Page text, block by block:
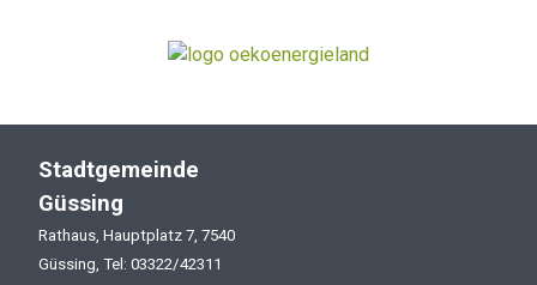
Stadtgemeinde
Güssing
Rathaus, Hauptplatz 7, 7540
Güssing, Tel: 03322/42311